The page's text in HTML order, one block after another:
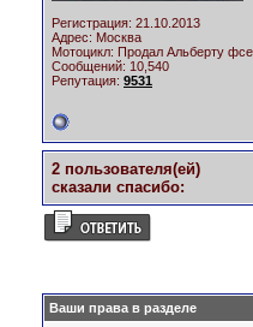
Регистрация: 21.10.2013
Адрес: Москва
Мотоцикл: Продал Альберту фсе
Сообщений: 10,540
Репутация: 9531
2 пользователя(ей)
сказали cпасибо:
Ваши права в разделе